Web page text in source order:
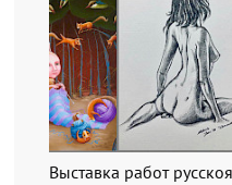
Выставка работ